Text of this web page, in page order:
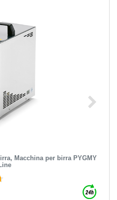
Macchina per birra PYGMY